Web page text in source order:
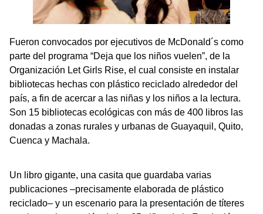
Fueron convocados por ejecutivos de McDonald´s como
parte del programa “Deja que los niños vuelen”, de la
Organización Let Girls Rise, el cual consiste en instalar
bibliotecas hechas con plástico reciclado alrededor del
país, a fin de acercar a las niñas y los niños a la lectura.
Son 15 bibliotecas ecológicas con más de 400 libros las
donadas a zonas rurales y urbanas de Guayaquil, Quito,
Cuenca y Machala.
Un libro gigante, una casita que guardaba varias
publicaciones –precisamente elaborada de plástico
reciclado– y un escenario para la presentación de títeres